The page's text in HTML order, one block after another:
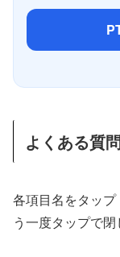
よくある質
各項目名をタッ
う一度タップで閉